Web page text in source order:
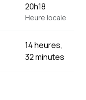
20h18
Heure locale
14 heures,
32 minutes